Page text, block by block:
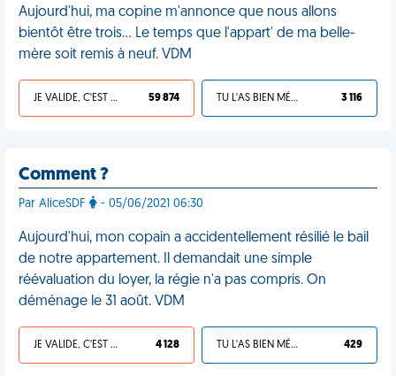
Aujourd'hui, ma copine m'annonce que nous allons
bientôt être trois... Le temps que l'appart' de ma belle-
mère soit remis à neuf. VDM
JE VALIDE, C'EST UNE VDM 59 874 TU L'AS BIEN MÉRITÉ 3 116
Comment ?
Par AliceSDF - 05/06/2021 06:30
Aujourd'hui, mon copain a accidentellement résilié le bail
de notre appartement. Il demandait une simple
réévaluation du loyer, la régie n'a pas compris. On
déménage le 31 août. VDM
JE VALIDE, C'EST UNE VDM 4 128 TU L'AS BIEN MÉRITÉ 429